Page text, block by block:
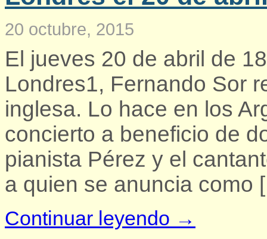
20 octubre, 2015
El jueves 20 de abril de
Londres1, Fernando Sor
inglesa. Lo hace en los
concierto a beneficio de
pianista Pérez y el
a quien se anuncia como
Continuar leyendo →